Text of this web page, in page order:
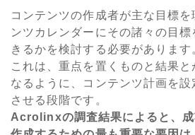
コンテンツの作成者が主な目標
ンツカレンダーにその諸々の目
きるかを検討する必要があります
これは、重点を置くものと結果と
なるように、コンテンツ計画を
させる段階です。
Acrolinxの調査結果によると、